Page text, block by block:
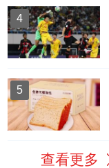
4
5
查看更多